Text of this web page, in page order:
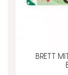
BRETT